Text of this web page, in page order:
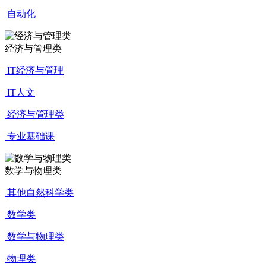
自动化
经济与管理类
IT经济与管理
IT人文
经济与管理类
专业基础课
数学与物理类
其他自然科学类
数学类
数学与物理类
物理类